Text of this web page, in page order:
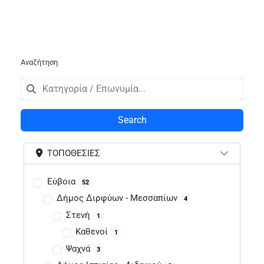
Αναζήτηση
Search
ΤΟΠΟΘΕΣΊΕΣ
Εύβοια 52
Δήμος Διρφύων - Μεσσαπίων 4
Στενή 1
Καθενοί 1
Ψαχνά 3